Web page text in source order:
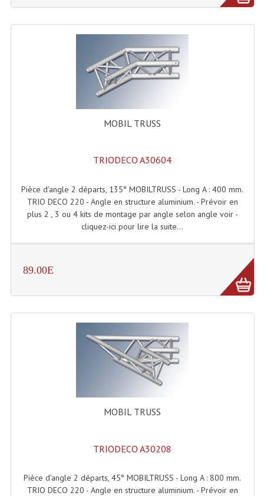
Enceinte Nomade Bluetooth
Enceintes (Ecoutes De Studio)
Enceintes Autonomes Portables Amplifiées
Enceintes Hifi
Enceintes Monitoring
Haut Parleurs Sono
Filtres Passifs
Lecteurs Audio & Sources
Platines Disque Vinyles
Lecteurs Cd À Plats
Lecteurs Cd À Plats Lecteur MP3
Lecteurs Double Cd Mixage Intégrée
Minidisc
MOBIL TRUSS
TRIODECO A30604
Pièce d'angle 2 départs, 135° MOBILTRUSS - Long A : 400 mm.
TRIO DECO 220 - Angle en structure aluminium. - Prévoir en
plus 2 , 3 ou 4 kits de montage par angle selon angle voir -
cliquez-ici pour lire la suite...
89.00E
MOBIL TRUSS
TRIODECO A30208
Pièce d'angle 2 départs, 45° MOBILTRUSS - Long A : 800 mm.
TRIO DECO 220 - Angle en structure aluminium. - Prévoir en